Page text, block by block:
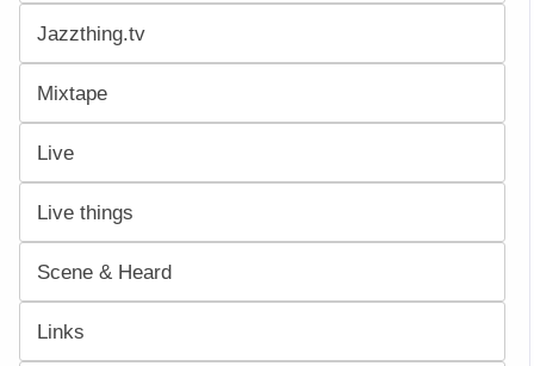
Jazzthing.tv
Mixtape
Live
Live things
Scene & Heard
Links